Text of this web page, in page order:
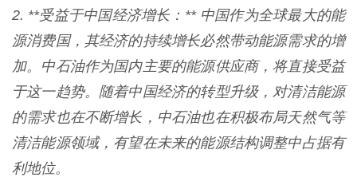
2. **受益于中国经济增长：** 中国作为全球最大的能
源消费国，其经济的持续增长必然带动能源需求的增
加。中石油作为国内主要的能源供应商，将直接受益
于这一趋势。随着中国经济的转型升级，对清洁能源
的需求也在不断增长，中石油也在积极布局天然气等
清洁能源领域，有望在未来的能源结构调整中占据有
利地位。